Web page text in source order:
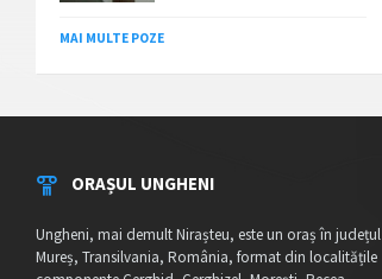
MAI MULTE POZE
ORAȘUL UNGHENI
Ungheni, mai demult Nirașteu, este un oraș în județul
Mureș, Transilvania, România, format din localitățile